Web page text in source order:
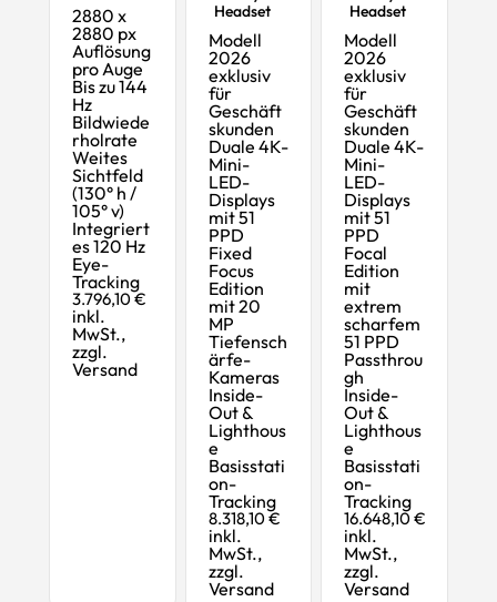
2880 x
2880 px
Auflösung
pro Auge
Bis zu 144
Hz
Bildwiede
rholrate
Weites
Sichtfeld
(130° h /
105° v)
Integriert
es 120 Hz
Eye-
Tracking
3.796,10 €
inkl.
MwSt.,
zzgl.
Versand
Headset
Modell
2026
exklusiv
für
Geschäft
skunden
Duale 4K-
Mini-
LED-
Displays
mit 51
PPD
Fixed
Focus
Edition
mit 20
MP
Tiefensch
ärfe-
Kameras
Inside-
Out &
Lighthous
e
Basisstati
on-
Tracking
8.318,10 €
inkl.
MwSt.,
zzgl.
Versand
Headset
Modell
2026
exklusiv
für
Geschäft
skunden
Duale 4K-
Mini-
LED-
Displays
mit 51
PPD
Focal
Edition
mit
extrem
scharfem
51 PPD
Passthrou
gh
Inside-
Out &
Lighthous
e
Basisstati
on-
Tracking
16.648,10 €
inkl.
MwSt.,
zzgl.
Versand